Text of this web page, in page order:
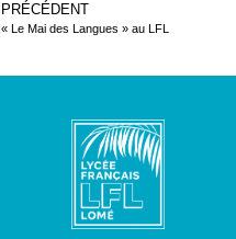
PRÉCÉDENT
« Le Mai des Langues » au LFL